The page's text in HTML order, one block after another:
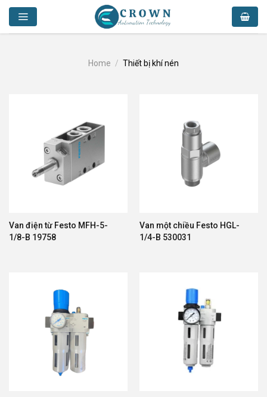
Skip
content
Home / Thiết bị khí nén
Van điện từ Festo MFH-5-
1/8-B 19758
Van một chiều Festo HGL-
1/4-B 530031